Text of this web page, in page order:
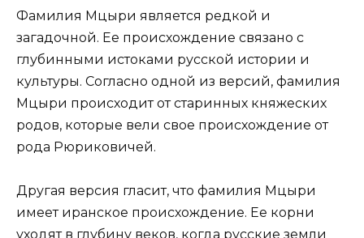
Фамилия Мцыри является редкой и
загадочной. Ее происхождение связано с
глубинными истоками русской истории и
культуры. Согласно одной из версий, фамилия
Мцыри происходит от старинных княжеских
родов, которые вели свое происхождение от
рода Рюриковичей.
Другая версия гласит, что фамилия Мцыри
имеет иранское происхождение. Ее корни
уходят в глубину веков, когда русские земли